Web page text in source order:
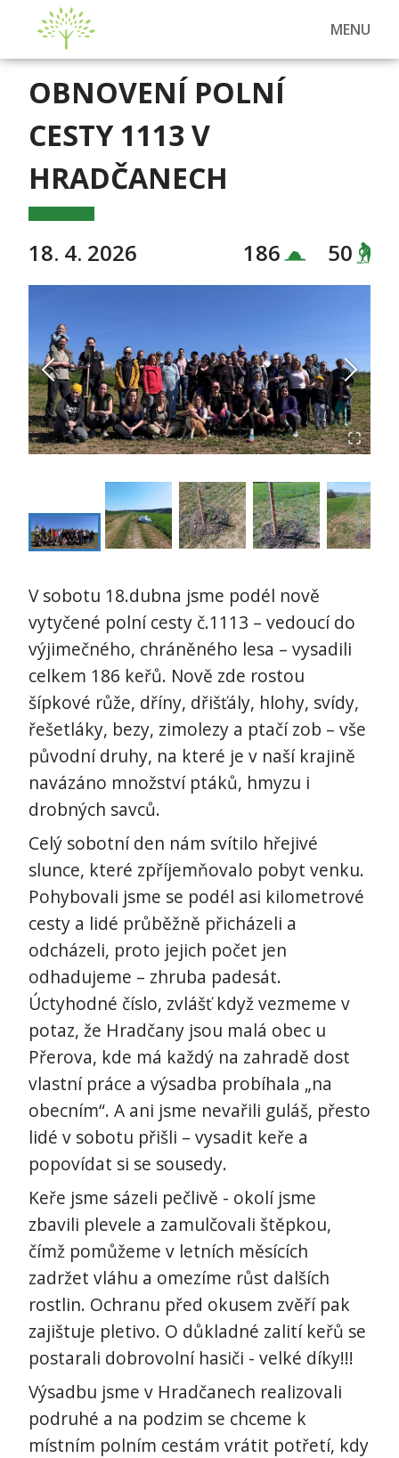
MENU
OBNOVENÍ POLNÍ
CESTY 1113 V
HRADČANECH
18. 4. 2026 186 50
V sobotu 18.dubna jsme podél nově
vytyčené polní cesty č.1113 – vedoucí do
výjimečného, chráněného lesa – vysadili
celkem 186 keřů. Nově zde rostou
šípkové růže, dříny, dřišťály, hlohy, svídy,
řešetláky, bezy, zimolezy a ptačí zob – vše
původní druhy, na které je v naší krajině
navázáno množství ptáků, hmyzu i
drobných savců.
Celý sobotní den nám svítilo hřejivé
slunce, které zpříjemňovalo pobyt venku.
Pohybovali jsme se podél asi kilometrové
cesty a lidé průběžně přicházeli a
odcházeli, proto jejich počet jen
odhadujeme – zhruba padesát.
Úctyhodné číslo, zvlášť když vezmeme v
potaz, že Hradčany jsou malá obec u
Přerova, kde má každý na zahradě dost
vlastní práce a výsadba probíhala „na
obecním“. A ani jsme nevařili guláš, přesto
lidé v sobotu přišli – vysadit keře a
popovídat si se sousedy.
Keře jsme sázeli pečlivě - okolí jsme
zbavili plevele a zamulčovali štěpkou,
čímž pomůžeme v letních měsících
zadržet vláhu a omezíme růst dalších
rostlin. Ochranu před okusem zvěří pak
zajištuje pletivo. O důkladné zalití keřů se
postarali dobrovolní hasiči - velké díky!!!
Výsadbu jsme v Hradčanech realizovali
podruhé a na podzim se chceme k
místním polním cestám vrátit potřetí, kdy